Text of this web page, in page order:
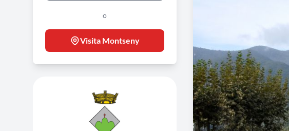
o
Visita Montseny